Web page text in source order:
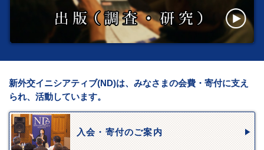
新外交イニシアティブ(ND)は、みなさまの会費・寄付に支え
られ、活動しています。
入会・寄付のご案内